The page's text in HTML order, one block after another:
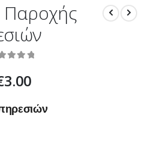
Παροχής
3.00